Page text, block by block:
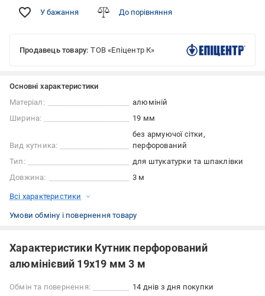
У бажання До порівняння
Продавець товару: ТОВ «Епіцентр К»
Основні характеристики
Матеріал:
алюміній
Ширина:
19 мм
Вид кутника:
без армуючої сітки
перфорований
Тип:
для штукатурки та шпаклівки
Довжина:
3 м
Всі характеристики
Умови обміну і повернення товару
Характеристики Кутник перфорований
алюмінієвий 19х19 мм 3 м
Обмін та повернення: 14 днів з дня покупки